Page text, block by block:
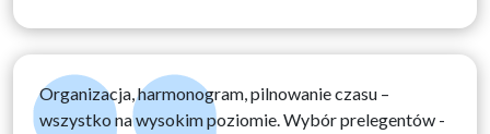
Organizacja, harmonogram, pilnowanie czasu –
wszystko na wysokim poziomie. Wybór prelegentów -